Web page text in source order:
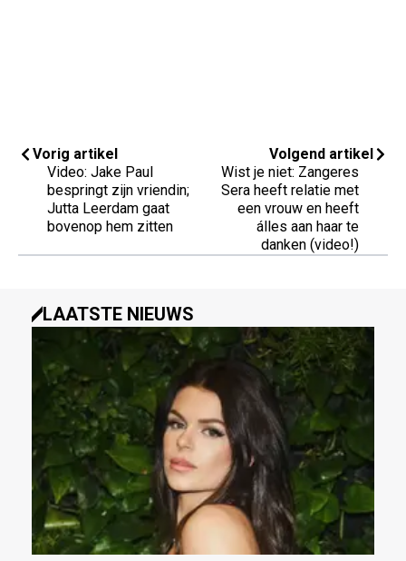
Vorig artikel
Video: Jake Paul
bespringt zijn vriendin;
Jutta Leerdam gaat
bovenop hem zitten
Volgend artikel
Wist je niet: Zangeres
Sera heeft relatie met
een vrouw en heeft
álles aan haar te
danken (video!)
LAATSTE NIEUWS